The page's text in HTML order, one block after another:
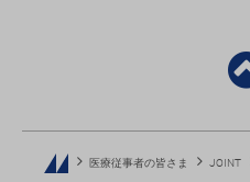
医療従事者の皆さま JOINT